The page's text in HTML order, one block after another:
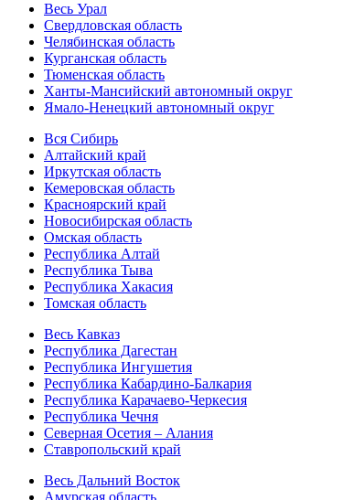
Весь Урал
Свердловская область
Челябинская область
Курганская область
Тюменская область
Ханты-Мансийский автономный округ
Ямало-Ненецкий автономный округ
Вся Сибирь
Алтайский край
Иркутская область
Кемеровская область
Красноярский край
Новосибирская область
Омская область
Республика Алтай
Республика Тыва
Республика Хакасия
Томская область
Весь Кавказ
Республика Дагестан
Республика Ингушетия
Республика Кабардино-Балкария
Республика Карачаево-Черкесия
Республика Чечня
Северная Осетия – Алания
Ставропольский край
Весь Дальний Восток
Амурская область